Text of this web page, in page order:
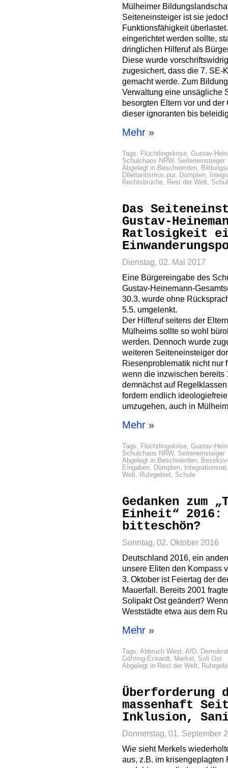
Mülheimer
Seiteneinsteiger ist sie
Funktionsfähigkeit
eingerichtet werden sollte,
dringlichen Hilferuf als
Diese wurde
zugesichert, dass die 7. SE-
gemacht werde. Zum
Verwaltung eine unsägliche
besorgten Eltern vor und
dieser ignoranten bis
Mehr »
Tags: Flüchtlingskrise, Gustav-
Schulchaos NRW, Seiteneinsteiger
Abgelegt in Beschwerden,
Dilettantismus pur, Dümpten,
Rechtsbrüche, Rest der Welt,
Das
Gustav-
Ratlosigkeit
Dienstag, 02. Mai 2017
Eine Bürgereingabe des
Gustav-Heinemann-
30.3. wurde ohne
5.5. umgelenkt.
Der Hilferuf seitens der
Mülheims sollte so wohl
werden. Dennoch wurde
weiteren Seiteneinsteiger
Riesenproblematik nicht nur
wenn die inzwischen bereits
demnächst auf
fordern endlich
umzugehen, auch in
Mehr »
Tags: Flüchtlingskrise, Gustav-
Schulchaos NRW, Seiteneinsteiger
Abgelegt in Beschwerden,
Eingaben, Dümpten, Integrationsrat
Welt, Ruhrgebiet, Schule
Gedanken zum
Einheit“ 2016:
bitteschön?
Sonntag, 02. Oktober 2016
Deutschland 2016, ein
unsere Eliten den Kompass
3. Oktober ist Feiertag der
Mauerfall. Bereits 2001
Solipakt Ost geändert?
Weststädte etwa aus dem
Mehr »
Tags: Abbruch West, AfD,
Göhring-Eckardt, Merkel , Soli Ost
Abgelegt in Rest der Welt,
Überforderung
massenhaft
Inklusion,
Donnerstag, 01. September
Wie sieht Merkels
aus, z.B. im